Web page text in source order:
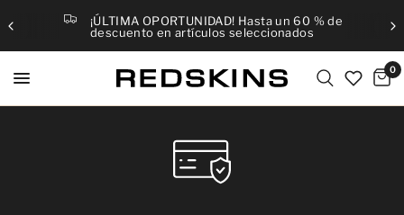
¡ÚLTIMA OPORTUNIDAD! Hasta un 60 % de
descuento en artículos seleccionados
0